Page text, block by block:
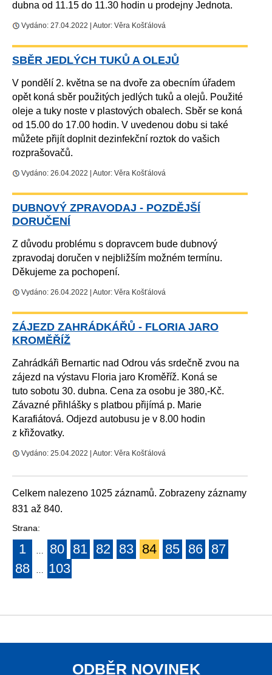
dubna od 11.15 do 11.30 hodin u prodejny Jednota.
Vydáno: 27.04.2022 | Autor: Věra Košťálová
SBĚR JEDLÝCH TUKŮ A OLEJŮ
V pondělí 2. května se na dvoře za obecním úřadem
opět koná sběr použitých jedlých tuků a olejů. Použité
oleje a tuky noste v plastových obalech. Sběr se koná
od 15.00 do 17.00 hodin. V uvedenou dobu si také
můžete přijít doplnit dezinfekční roztok do vašich
rozprašovačů.
Vydáno: 26.04.2022 | Autor: Věra Košťálová
DUBNOVÝ ZPRAVODAJ - POZDĚJŠÍ
DORUČENÍ
Z důvodu problému s dopravcem bude dubnový
zpravodaj doručen v nejbližším možném termínu.
Děkujeme za pochopení.
Vydáno: 26.04.2022 | Autor: Věra Košťálová
ZÁJEZD ZAHRÁDKÁŘŮ - FLORIA JARO
KROMĚŘÍŽ
Zahrádkáři Bernartic nad Odrou vás srdečně zvou na
zájezd na výstavu Floria jaro Kroměříž. Koná se
tuto sobotu 30. dubna. Cena za osobu je 380,-Kč.
Závazné přihlášky s platbou přijímá p. Marie
Karafiátová. Odjezd autobusu je v 8.00 hodin
z křižovatky.
Vydáno: 25.04.2022 | Autor: Věra Košťálová
Celkem nalezeno 1025 záznamů. Zobrazeny záznamy
831 až 840.
Strana:
1 … 80 81 82 83 84 85 86 87
88
… 103
ODBĚR NOVINEK